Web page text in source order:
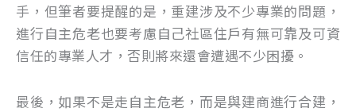
手，但筆者要提醒的是，重建涉及不少專業的問題，
進行自主危老也要考慮自己社區住戶有無可靠及可資
信任的專業人才，否則將來還會遭遇不少困擾。
最後，如果不是走自主危老，而是與建商進行合建，